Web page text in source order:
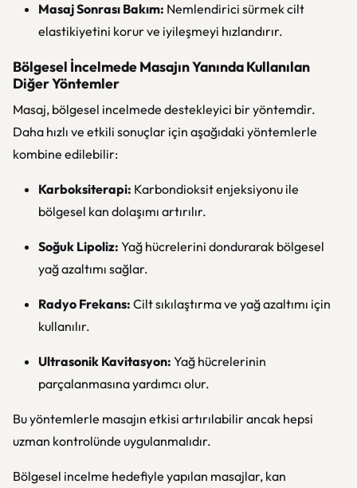
Masaj Sonrası Bakım: Nemlendirici sürmek cilt
elastikiyetini korur ve iyileşmeyi hızlandırır.
Bölgesel İncelmede Masajın Yanında Kullanılan
Diğer Yöntemler
Masaj, bölgesel incelmede destekleyici bir yöntemdir.
Daha hızlı ve etkili sonuçlar için aşağıdaki yöntemlerle
kombine edilebilir:
Karboksiterapi: Karbondioksit enjeksiyonu ile
bölgesel kan dolaşımı artırılır.
Soğuk Lipoliz: Yağ hücrelerini dondurarak bölgesel
yağ azaltımı sağlar.
Radyo Frekans: Cilt sıkılaştırma ve yağ azaltımı için
kullanılır.
Ultrasonik Kavitasyon: Yağ hücrelerinin
parçalanmasına yardımcı olur.
Bu yöntemlerle masajın etkisi artırılabilir ancak hepsi
uzman kontrolünde uygulanmalıdır.
Bölgesel incelme hedefiyle yapılan masajlar, kan